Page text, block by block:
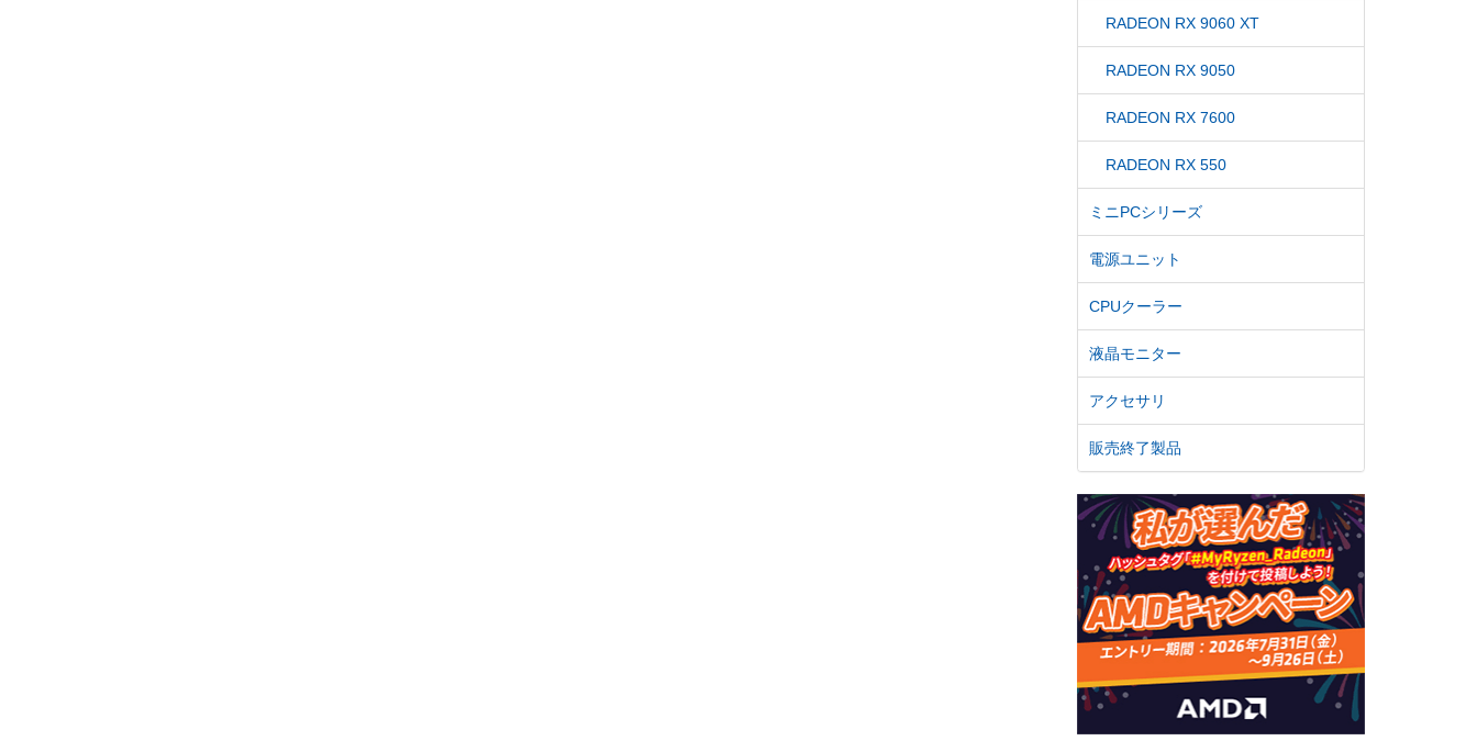
RADEON RX 9060 XT
RADEON RX 9050
RADEON RX 7600
RADEON RX 550
ミニPCシリーズ
電源ユニット
CPUクーラー
液晶モニター
アクセサリ
販売終了製品